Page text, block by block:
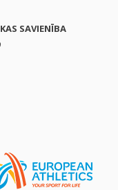
SAVIENĪBA